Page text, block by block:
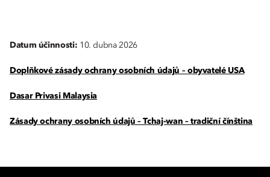
Datum účinnosti: 10. dubna 2026
Doplňkové zásady ochrany osobních údajů – obyvatelé USA
Dasar Privasi Malaysia
Zásady ochrany osobních údajů – Tchaj-wan – tradiční čínština